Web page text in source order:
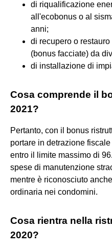
di riqualificazione
all'ecobonus o al
anni;
di recupero o
(bonus facciate) da
di installazione di
Cosa comprende il
2021?
Pertanto, con il bonus
portare in detrazione
entro il limite massimo di
spese di manutenzione
mentre è riconosciuto
ordinaria nei condomini.
Cosa rientra nella
2020?